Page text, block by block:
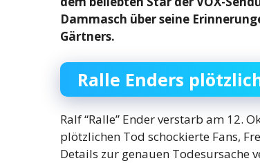
Dammasch über seine
Gärtners.
Ralle Enders
Ralf “Ralle” Ender verstarb am 12.
plötzlichen Tod schockierte Fans,
Details zur genauen Todesursache